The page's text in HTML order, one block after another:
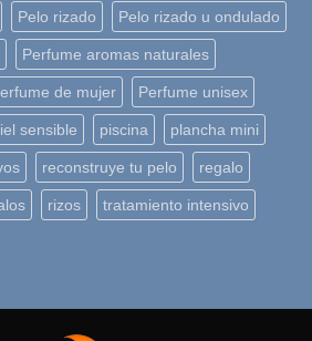
Pelo rizado Pelo rizado u ondulado
Perfume aromas naturales
de mujer Perfume unisex
sensible piscina plancha mini
reconstruye tu pelo regalo
rizos tratamiento intensivo